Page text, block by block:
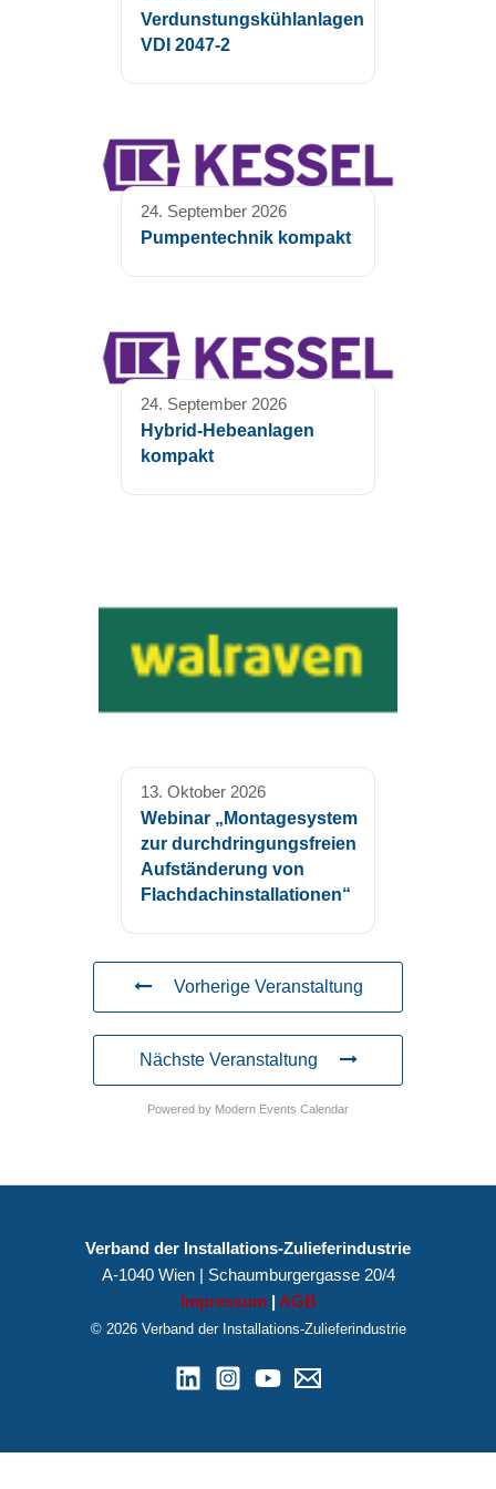
Verdunstungskühlanlagen
VDI 2047-2
24. September 2026
Pumpentechnik kompakt
24. September 2026
Hybrid-Hebeanlagen
kompakt
13. Oktober 2026
Webinar „Montagesystem
zur durchdringungsfreien
Aufständerung von
Flachdachinstallationen“
Vorherige Veranstaltung
Nächste Veranstaltung
Powered by Modern Events Calendar
Verband der Installations-Zulieferindustrie
A-1040 Wien | Schaumburgergasse 20/4
Impressum
AGB
© 2026 Verband der Installations-Zulieferindustrie